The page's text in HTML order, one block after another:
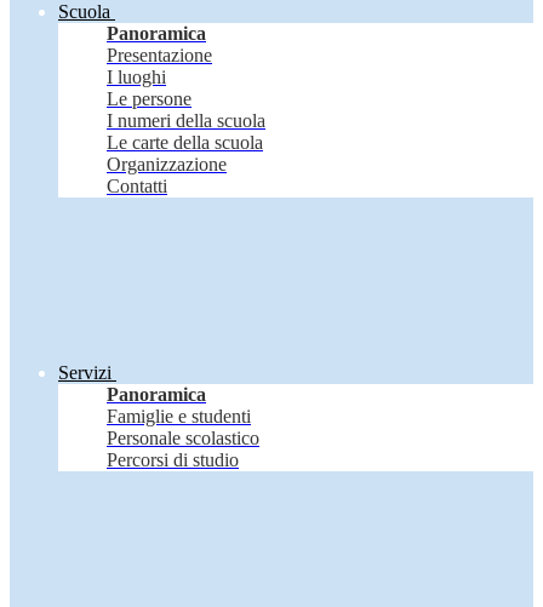
Scuola
Panoramica
Presentazione
I luoghi
Le persone
I numeri della scuola
Le carte della scuola
Organizzazione
Contatti
Servizi
Panoramica
Famiglie e studenti
Personale scolastico
Percorsi di studio